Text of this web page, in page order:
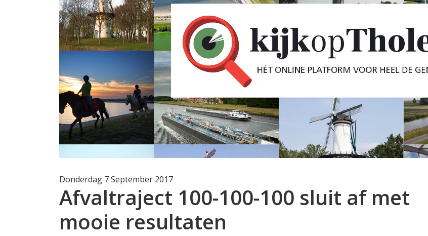
Donderdag 7 September 2017
Afvaltraject 100-100-100 sluit af met
mooie resultaten